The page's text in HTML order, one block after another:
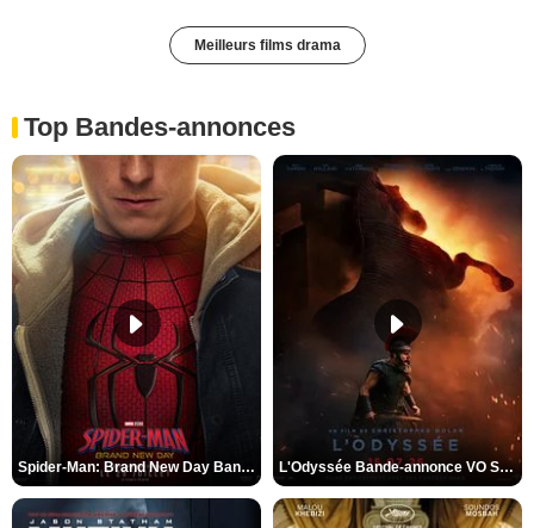
Meilleurs films drama
Top Bandes-annonces
Spider-Man: Brand New Day Bande-annonce VO STFR L'Odyssée Bande-annonce VO STFR